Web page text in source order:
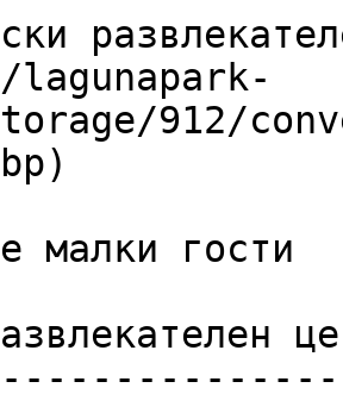
912/
малки гости